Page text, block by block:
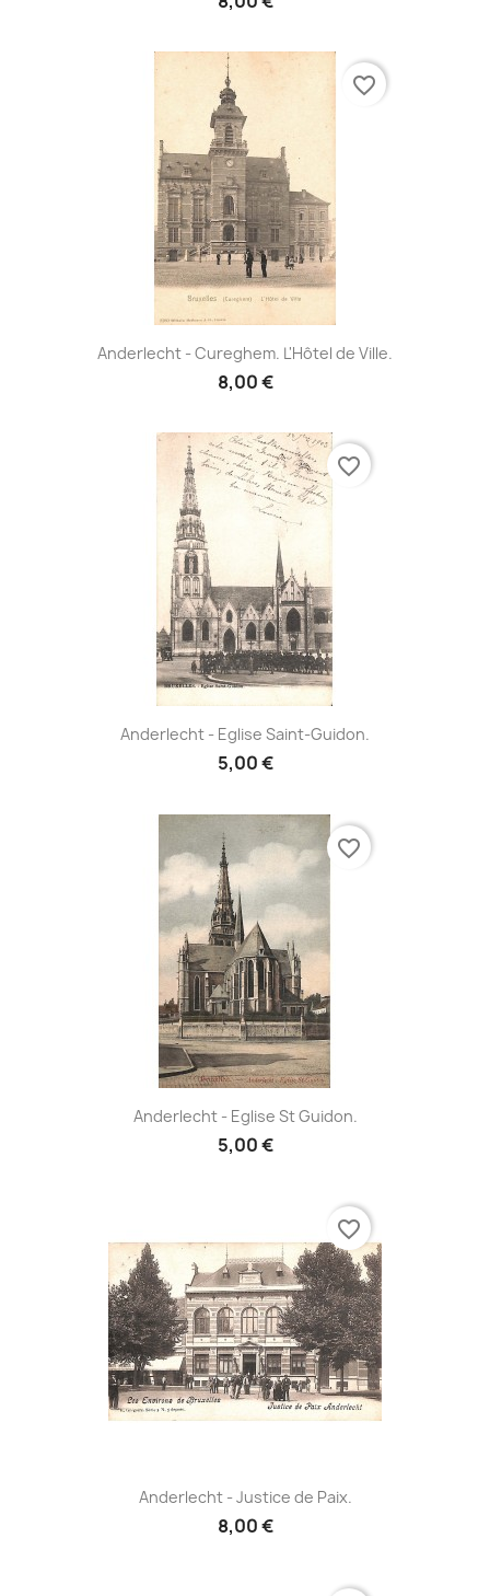
Anderlecht - Cureghem. L'Hôtel de Ville.
8,00 €
favorite_border
Anderlecht - Eglise Saint-Guidon.
5,00 €
favorite_border
Anderlecht - Eglise St Guidon.
5,00 €
favorite_border
Anderlecht - Justice de Paix.
8,00 €
favorite_border